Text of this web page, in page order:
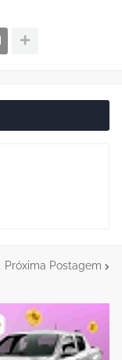
Próxima Postagem